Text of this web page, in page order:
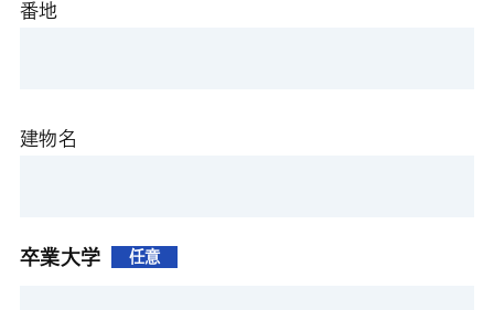
番地
建物名
卒業大学 任意